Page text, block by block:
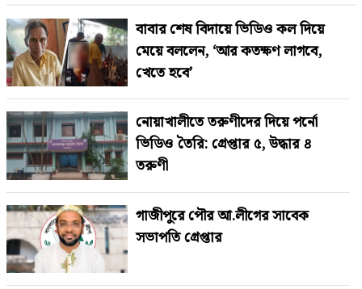
বাবার শেষ বিদায়ে ভিডিও কল দিয়ে
মেয়ে বললেন, ‘আর কতক্ষণ লাগবে,
খেতে হবে’
নোয়াখালীতে তরুণীদের দিয়ে পর্নো
ভিডিও তৈরি: গ্রেপ্তার ৫, উদ্ধার ৪
তরুণী
গাজীপুরে পৌর আ.লীগের সাবেক
সভাপতি গ্রেপ্তার